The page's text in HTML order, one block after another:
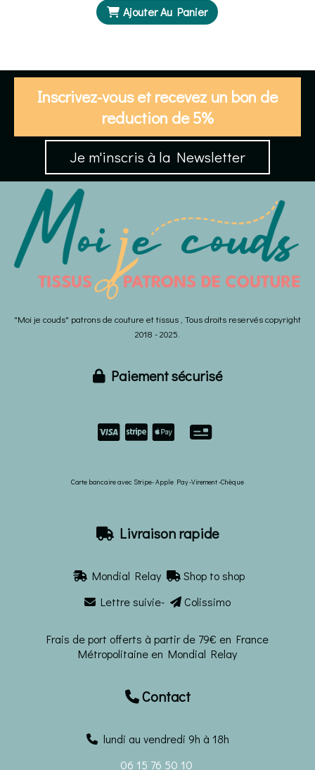
Ajouter Au Panier
Inscrivez-vous et recevez un bon de
reduction de 5%
Je m'inscris à la Newsletter
"Moi je couds" patrons de couture et tissus , Tous droits reservés copyright
2018 - 2025.
 Paiement sécurisé

Carte bancaire avec Stripe- Apple Pay -Virement -Chèque
 Livraison rapide
 Mondial Relay  Shop to shop
 Lettre suivie-  Colissimo
Frais de port offerts à partir de 79€ en France
Métropolitaine en Mondial Relay
Contact
lundi au vendredi 9h à 18h
06 15 76 50 10